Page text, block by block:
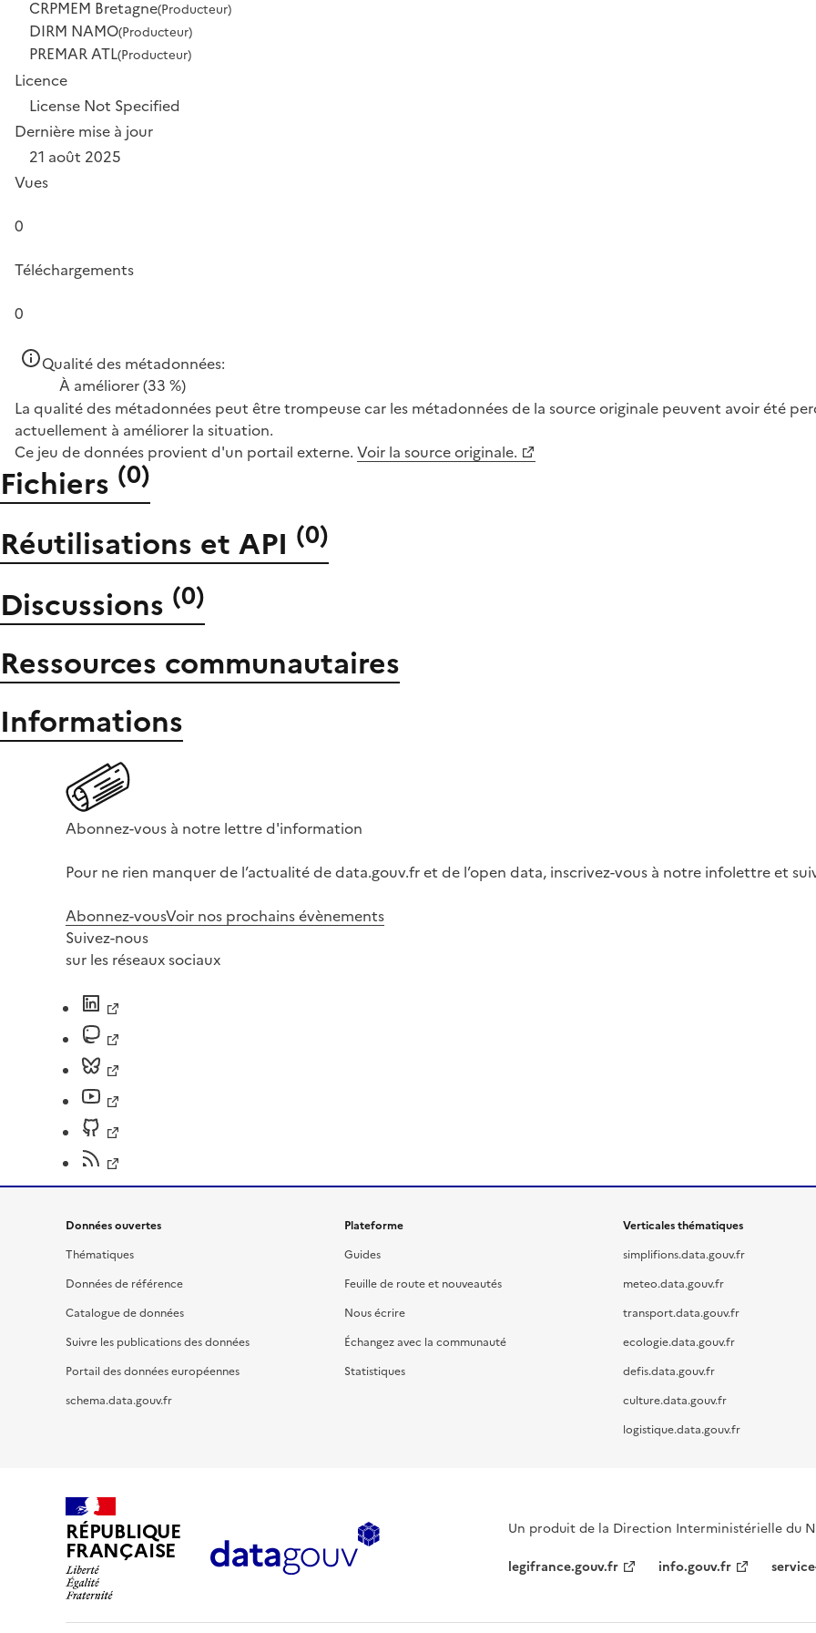
CRPMEM Bretagne(Producteur)
DIRM NAMO(Producteur)
PREMAR ATL(Producteur)
Licence
License Not Specified
Dernière mise à jour
21 août 2025
Vues
0
Téléchargements
0
Qualité des métadonnées:
À améliorer(33 %)
La qualité des métadonnées peut être trompeuse car les métadonnées de la source originale peuvent avoir été
actuellement à améliorer la situation.
Ce jeu de données provient d'un portail externe. Voir la source originale.
Fichiers (0)
Réutilisations et API (0)
Discussions (0)
Ressources communautaires
Informations
Abonnez-vous à notre lettre d'information
Pour ne rien manquer de l’actualité de data.gouv.fr et de l’open data, inscrivez-vous à notre infolettre et
Abonnez-vousVoir nos prochains évènements
Suivez-nous
sur les réseaux sociaux
Données ouvertes
Thématiques
Données de référence
Catalogue de données
Suivre les publications des données
Portail des données européennes
schema.data.gouv.fr
Plateforme
Guides
Feuille de route et nouveautés
Nous écrire
Échangez avec la communauté
Statistiques
Verticales thématiques
simplifions.data.gouv.fr
meteo.data.gouv.fr
transport.data.gouv.fr
ecologie.data.gouv.fr
defis.data.gouv.fr
culture.data.gouv.fr
logistique.data.gouv.fr
RÉPUBLIQUE
FRANÇAISE
Un produit de la Direction Interministérielle du
legifrance.gouv.fr
info.gouv.fr